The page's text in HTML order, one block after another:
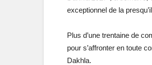
exceptionnel de la
Plus d’une trentaine de
pour s’affronter en toute
Dakhla.